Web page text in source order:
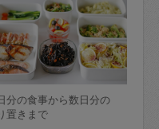
分の食事から数日分の
置きまで